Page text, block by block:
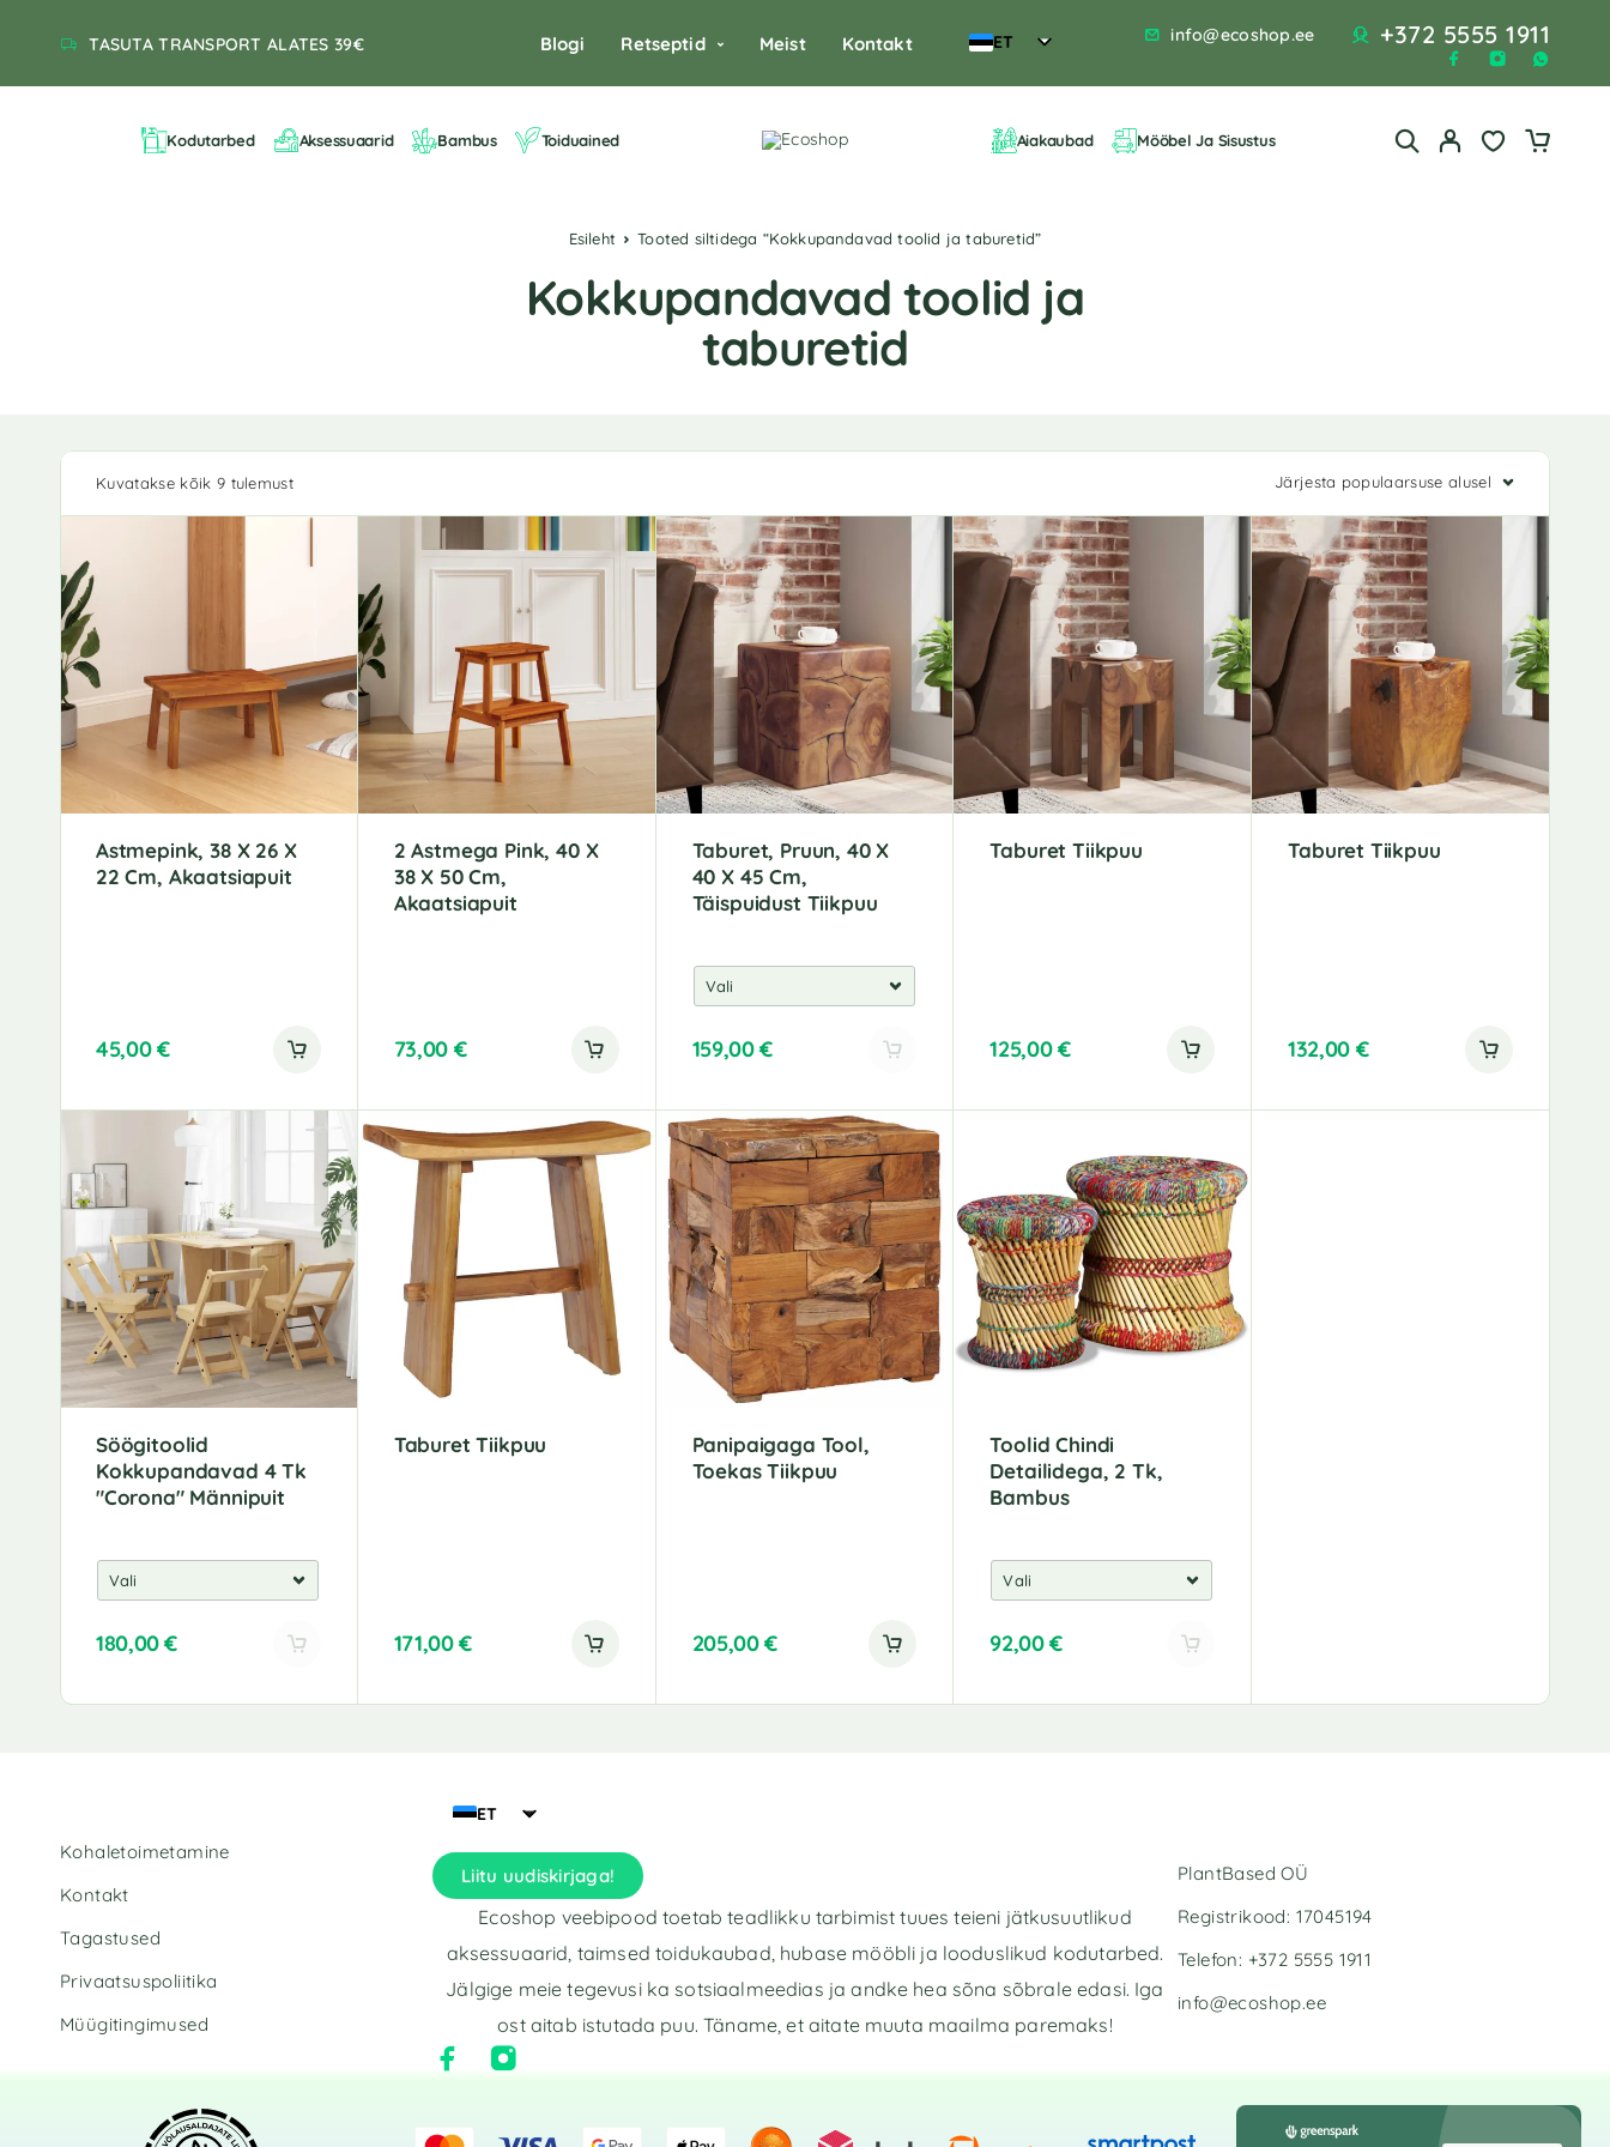
TASUTA TRANSPORT ALATES 39€ Blogi Retseptid Meist Kontakt ET info@ecoshop.ee +372 5555 1911
Kodutarbed Aksessuaarid Bambus Toiduained Aiakaubad Mööbel Ja Sisustus
Esileht Tooted siltidega “Kokkupandavad toolid ja taburetid”
Kokkupandavad toolid ja
taburetid
Kuvatakse kõik 9 tulemust Järjesta populaarsuse alusel
Astmepink, 38 X 26 X
22 Cm, Akaatsiapuit
45,00€
2 Astmega Pink, 40 X
38 X 50 Cm,
Akaatsiapuit
73,00 €
Taburet, Pruun, 40 X
40 X 45 Cm,
Täispuidust Tiikpuu
159,00€
l
t
e
r
n
a
t
i
v
:
Taburet Tiikpuu
125,00€
Taburet Tiikpuu
132,00 €
Söögitoolid
Kokkupandavad 4 Tk
"Corona" Männipuit
180,00€
l
t
v
e
Taburet Tiikpuu
171,00€
Panipaigaga Tool,
Toekas Tiikpuu
205,00€
Toolid Chindi
Detailidega, 2 Tk,
Bambus
92,00€
l
e
:
Kohaletoimetamine
Kontakt
Tagastused
Privaatsuspoliitika
Müügitingimused
ET
Liitu uudiskirjaga!
Ecoshop veebipood toetab teadlikku tarbimist tuues teieni jätkusuutlikud
aksessuaarid, taimsed toidukaubad, hubase mööbli ja looduslikud kodutarbed.
Jälgige meie tegevusi ka sotsiaalmeedias ja andke hea sõna sõbrale edasi. Iga
ost aitab istutada puu. Täname, et aitate muuta maailma paremaks!
PlantBased OÜ
Registrikood: 17045194
Telefon: +372 5555 1911
info@ecoshop.ee